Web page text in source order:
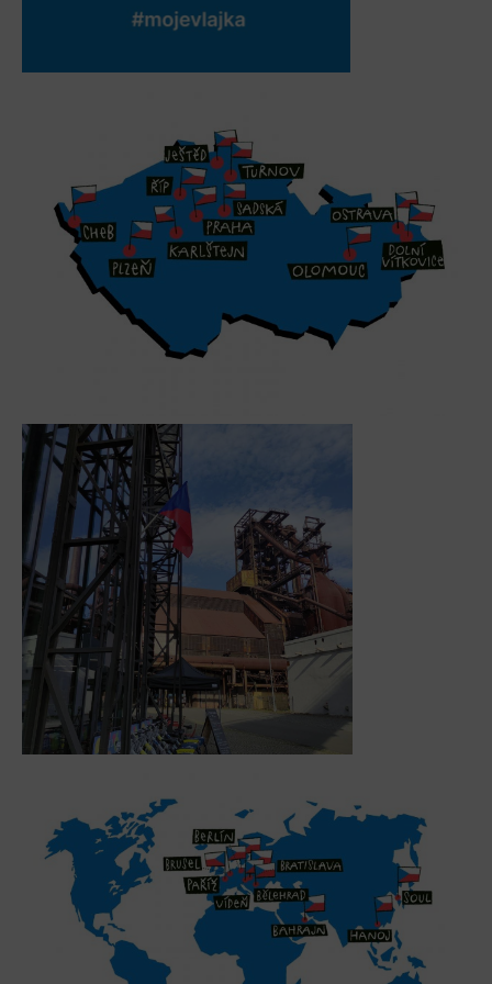
Restaurace VP ART
CØKAFE Dolní Vítkovice
FUTURE café
Catering
Ubytování
Hotel VP1
Narozeninové oslavy
Letní tábory
Tematické dárkové poukazy
Pro školy
DOVýuky
Kroužky pro děti
Výjezdní akce